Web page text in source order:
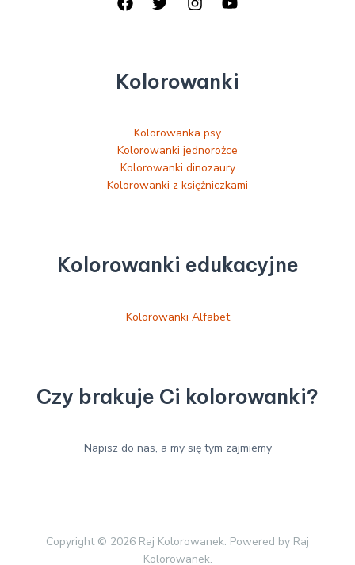
Kolorowanki
Kolorowanka psy
Kolorowanki jednorożce
Kolorowanki dinozaury
Kolorowanki z księżniczkami
Kolorowanki edukacyjne
Kolorowanki Alfabet
Czy brakuje Ci kolorowanki?
Napisz do nas, a my się tym zajmiemy
Copyright © 2026 Raj Kolorowanek. Powered by Raj
Kolorowanek.